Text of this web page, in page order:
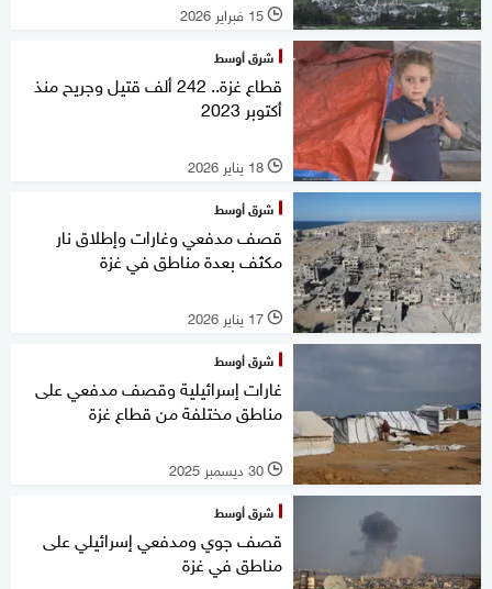
l 15 فبراير 2026
شرق أوسط
قطاع غزة.. 242 ألف قتيل وجريح منذ
أكتوبر 2023
l 18 يناير 2026
شرق أوسط
قصف مدفعي وغارات وإطلاق نار
مكثف بعدة مناطق في غزة
l 17 يناير 2026
شرق أوسط
غارات إسرائيلية وقصف مدفعي على
مناطق مختلفة من قطاع غزة
l 30 ديسمبر 2025
شرق أوسط
قصف جوي ومدفعي إسرائيلي على
مناطق في غزة